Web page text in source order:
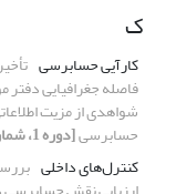
ک
کارآیی حسابرسی
فاصله جغرافیایی
شواهدی از مزیت
حسابرسی[دوره 1، شماره 1، 1399-1400، صفحه 114-137]
کنترل‌های داخلی